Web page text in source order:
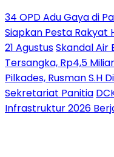
34 OPD Adu Gaya di
Siapkan Pesta Rakyat
21 AgustusSkandal Air
Tersangka, Rp4,5
Pilkades, Rusman S.H
Sekretariat Panitia
Infrastruktur 2026